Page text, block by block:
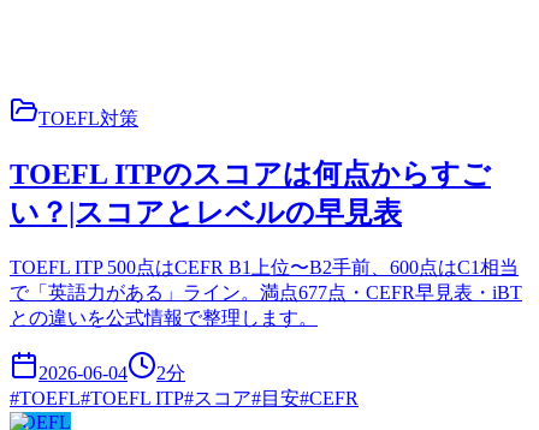
TOEFL対策
TOEFL ITPのスコアは何点からすご
い？|スコアとレベルの早見表
TOEFL ITP 500点はCEFR B1上位〜B2手前、600点はC1相当
で「英語力がある」ライン。満点677点・CEFR早見表・iBT
との違いを公式情報で整理します。
2026-06-04 2分
#TOEFL#TOEFL ITP#スコア#目安#CEFR
TOEFL